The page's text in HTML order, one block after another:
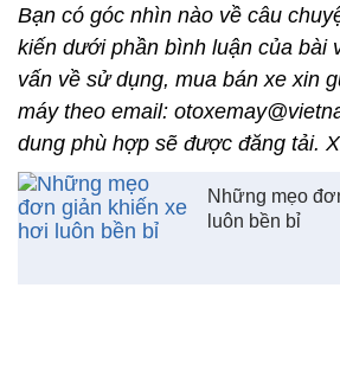
Bạn có góc nhìn nào về câu
kiến dưới phần bình luận của bài
vấn về sử dụng, mua bán xe xin
máy theo email:
dung phù hợp sẽ được đăng tải.
Những mẹo
luôn bền bỉ